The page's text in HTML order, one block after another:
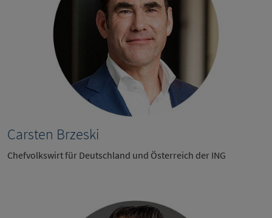
Carsten Brzeski
Chefvolkswirt für Deutschland und Österreich der ING